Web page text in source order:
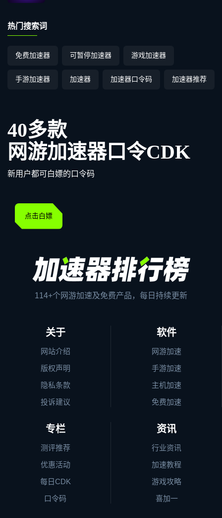
热门搜索词
免费加速器 可暂停加速器 游戏加速器
手游加速器 加速器 加速器口令码 加速器推荐
40多款
网游加速器口令CDK
新用户都可白嫖的口令码
点击白嫖
114+个网游加速及免费产品，每日持续更新
关于
网站介绍
版权声明
隐私条款
投诉建议
软件
网游加速
手游加速
主机加速
免费加速
专栏
测评推荐
优惠活动
每日CDK
口令码
资讯
行业资讯
加速教程
游戏攻略
喜加一